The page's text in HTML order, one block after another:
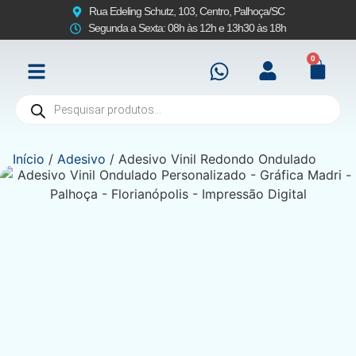
Rua Edeling Schutz, 103, Centro, Palhoça/SC
Segunda a Sexta: 08h às 12h e 13h30 às 18h
0
Início / Adesivo / Adesivo Vinil Redondo Ondulado